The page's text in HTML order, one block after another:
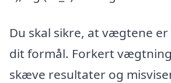
Du skal sikre, at vægtene
dit formål. Forkert
skæve resultater og